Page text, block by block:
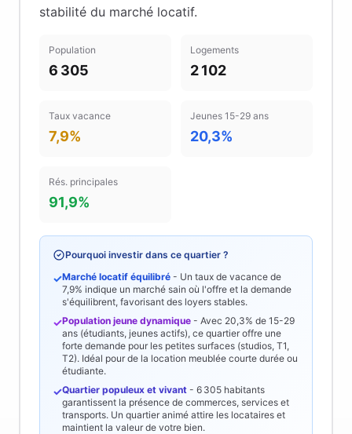
stabilité du marché locatif.
Population
6 305
Logements
2 102
Taux vacance
7,9%
Jeunes 15-29 ans
20,3%
Rés. principales
91,9%
Pourquoi investir dans ce quartier ?
✓Marché locatif équilibré - Un taux de vacance de
7,9% indique un marché sain où l'offre et la demande
s'équilibrent, favorisant des loyers stables.
✓Population jeune dynamique - Avec 20,3% de 15-29
ans (étudiants, jeunes actifs), ce quartier offre une
forte demande pour les petites surfaces (studios, T1,
T2). Idéal pour de la location meublée courte durée ou
étudiante.
✓Quartier populeux et vivant - 6 305 habitants
garantissent la présence de commerces, services et
transports. Un quartier animé attire les locataires et
maintient la valeur de votre bien.